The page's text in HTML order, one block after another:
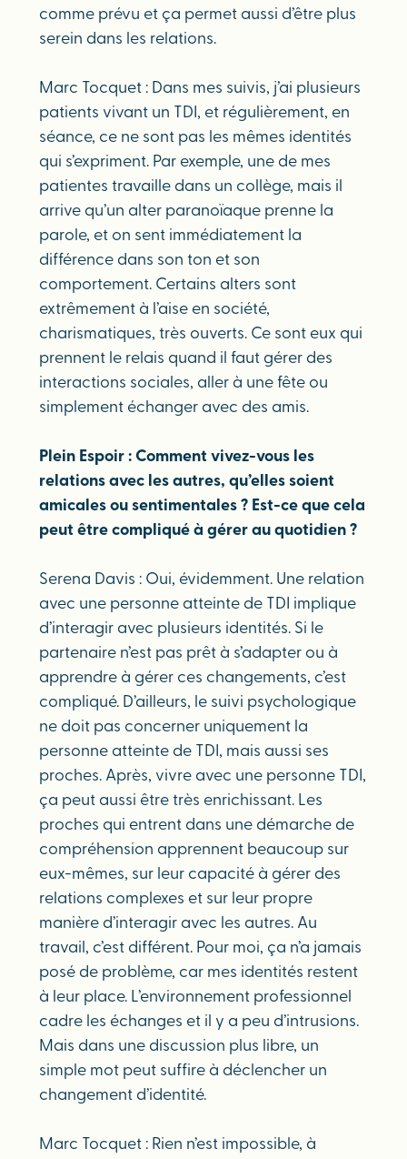
comme prévu et ça permet aussi d’être plus
serein dans les relations.
Marc Tocquet : Dans mes suivis, j’ai plusieurs
patients vivant un TDI, et régulièrement, en
séance, ce ne sont pas les mêmes identités
qui s’expriment. Par exemple, une de mes
patientes travaille dans un collège, mais il
arrive qu’un alter paranoïaque prenne la
parole, et on sent immédiatement la
différence dans son ton et son
comportement. Certains alters sont
extrêmement à l’aise en société,
charismatiques, très ouverts. Ce sont eux qui
prennent le relais quand il faut gérer des
interactions sociales, aller à une fête ou
simplement échanger avec des amis.
Plein Espoir : Comment vivez-vous les
relations avec les autres, qu’elles soient
amicales ou sentimentales ? Est-ce que cela
peut être compliqué à gérer au quotidien ?
Serena Davis : Oui, évidemment. Une relation
avec une personne atteinte de TDI implique
d’interagir avec plusieurs identités. Si le
partenaire n’est pas prêt à s’adapter ou à
apprendre à gérer ces changements, c’est
compliqué. D’ailleurs, le suivi psychologique
ne doit pas concerner uniquement la
personne atteinte de TDI, mais aussi ses
proches. Après, vivre avec une personne TDI,
ça peut aussi être très enrichissant. Les
proches qui entrent dans une démarche de
compréhension apprennent beaucoup sur
eux-mêmes, sur leur capacité à gérer des
relations complexes et sur leur propre
manière d’interagir avec les autres. Au
travail, c’est différent. Pour moi, ça n’a jamais
posé de problème, car mes identités restent
à leur place. L’environnement professionnel
cadre les échanges et il y a peu d’intrusions.
Mais dans une discussion plus libre, un
simple mot peut suffire à déclencher un
changement d’identité.
Marc Tocquet : Rien n’est impossible, à